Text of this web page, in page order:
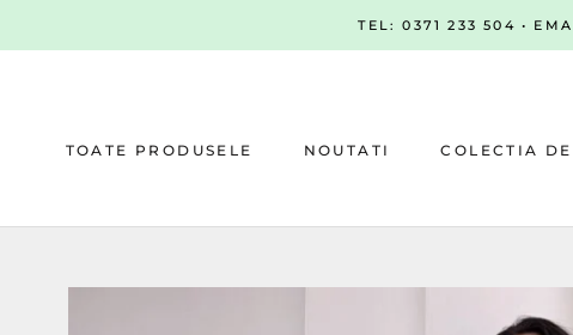
TEL: 0371 233 504 •
TOATE PRODUSELE NOUTATI COLECTIA